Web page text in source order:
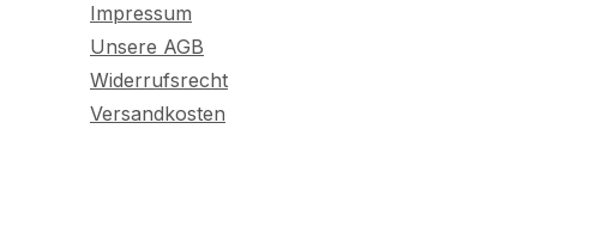
Impressum
Unsere AGB
Widerrufsrecht
Versandkosten